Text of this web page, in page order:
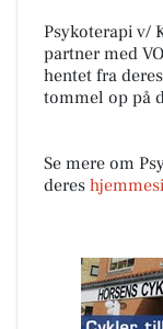
Psykoterapi v/
partner med
hentet fra deres
tommel op på
Se mere om
deres